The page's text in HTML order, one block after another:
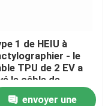
1 de HEIU à
- le
TPU de 2 EV a
le câble de
IP55 d'EV
envoyer une